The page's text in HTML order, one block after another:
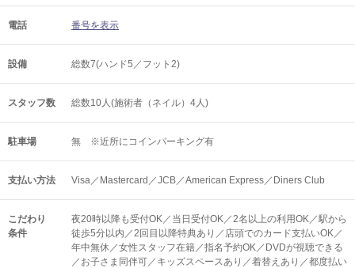
電話 番号を表示
設備 総数7(ハンド5／フット2)
スタッフ数 総数10人(施術者（ネイル）4人)
駐車場 無 ※近所にコインパーキング有
支払い方法 Visa／Mastercard／JCB／American Express／Diners Club
こだわり
条件
夜20時以降も受付OK／当日受付OK／2名以上の利用OK／駅から
徒歩5分以内／2回目以降特典あり／店頭でのカード支払いOK／
年中無休／女性スタッフ在籍／指名予約OK／DVDが視聴できる
／お子さま同伴可／キッズスペースあり／着替えあり／都度払い